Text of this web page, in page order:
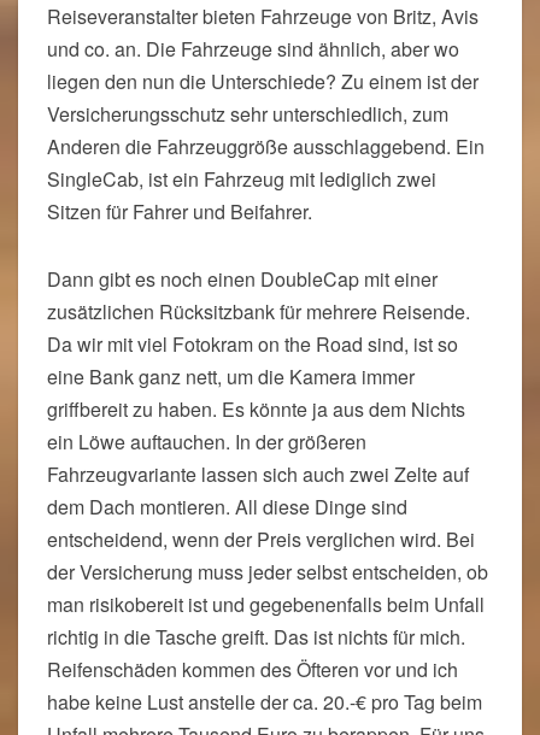
Reiseveranstalter bieten Fahrzeuge von Britz, Avis
und co. an. Die Fahrzeuge sind ähnlich, aber wo
liegen den nun die Unterschiede? Zu einem ist der
Versicherungsschutz sehr unterschiedlich, zum
Anderen die Fahrzeuggröße ausschlaggebend. Ein
SingleCab, ist ein Fahrzeug mit lediglich zwei
Sitzen für Fahrer und Beifahrer.
Dann gibt es noch einen DoubleCap mit einer
zusätzlichen Rücksitzbank für mehrere Reisende.
Da wir mit viel Fotokram on the Road sind, ist so
eine Bank ganz nett, um die Kamera immer
griffbereit zu haben. Es könnte ja aus dem Nichts
ein Löwe auftauchen. In der größeren
Fahrzeugvariante lassen sich auch zwei Zelte auf
dem Dach montieren. All diese Dinge sind
entscheidend, wenn der Preis verglichen wird. Bei
der Versicherung muss jeder selbst entscheiden, ob
man risikobereit ist und gegebenenfalls beim Unfall
richtig in die Tasche greift. Das ist nichts für mich.
Reifenschäden kommen des Öfteren vor und ich
habe keine Lust anstelle der ca. 20.-€ pro Tag beim